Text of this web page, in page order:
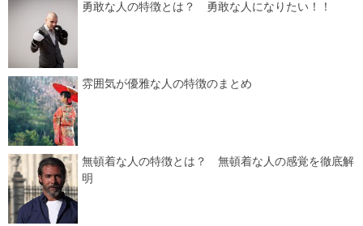
勇敢な人の特徴とは？ 勇敢な人になりたい！！
雰囲気が優雅な人の特徴のまとめ
無頓着な人の特徴とは？ 無頓着な人の感覚を徹底解
明